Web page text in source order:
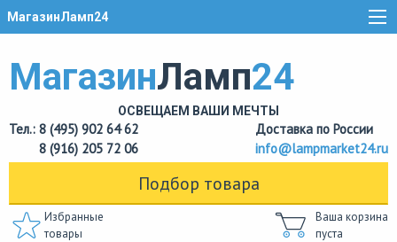
МагазинЛамп24
МагазинЛамп24
ОСВЕЩАЕМ ВАШИ МЕЧТЫ
Тел.: 8 (495) 902 64 62
8 (916) 205 72 06
Доставка по России
info@lampmarket24.ru
Подбор товара
Избранные
товары
Ваша корзина
пуста